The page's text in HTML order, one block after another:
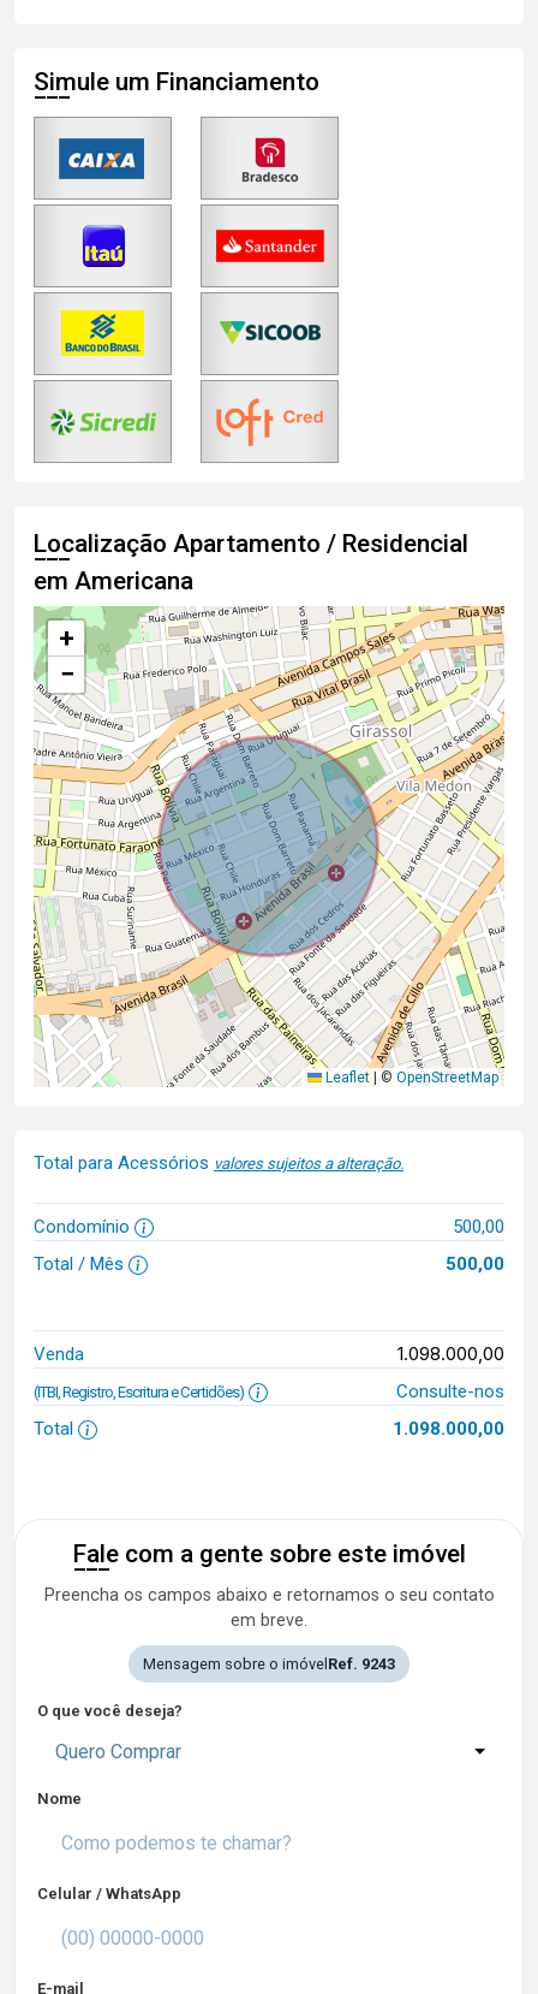
Simule um Financiamento
Localização Apartamento / Residencial
em Americana
+
−
Leaflet |© OpenStreetMap
Total para Acessórios valores sujeitos a alteração.
Condomínio
500,00
Total / Mês
500,00
Venda 1.098.000,00
(ITBI, Registro, Escritura e Certidões)
Consulte-nos
Total
1.098.000,00
Fale com a gente sobre este imóvel
Preencha os campos abaixo e retornamos o seu contato
em breve.
Mensagem sobre o imóvel Ref. 9243
O que você deseja?
Quero Comprar
Nome
Celular / WhatsApp
E-mail